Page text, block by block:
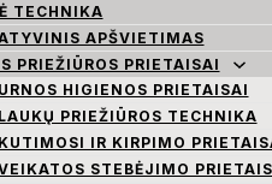
TECHNIKA
APŠVIETIMAS
PRIEŽIŪROS PRIETAISAI
HIGIENOS PRIETAISAI
PRIEŽIŪROS TECHNIKA
IR KIRPIMO
STEBĖJIMO